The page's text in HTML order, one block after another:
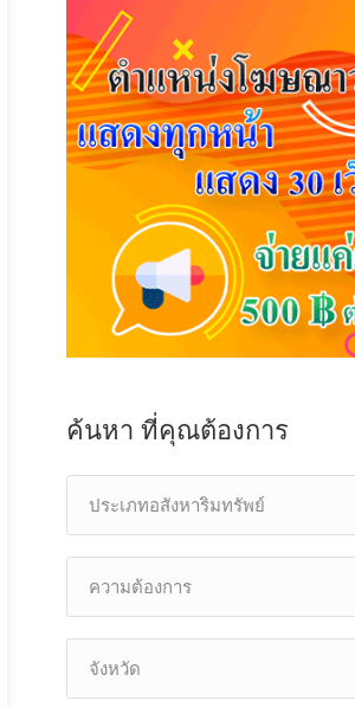
ค้นหา ที่คุณต้องการ
ประเภทอสังหาริมทรัพย์
ความต้องการ
จังหวัด